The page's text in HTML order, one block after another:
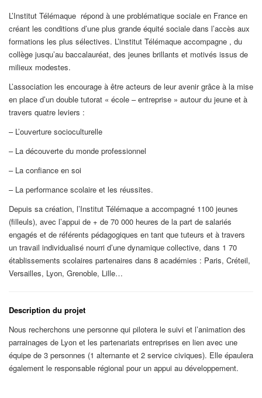
L’Institut Télémaque répond à une problématique sociale en France en
créant les conditions d’une plus grande équité sociale dans l’accès aux
formations les plus sélectives. L’institut Télémaque accompagne , du
collège jusqu’au baccalauréat, des jeunes brillants et motivés issus de
milieux modestes.
L’association les encourage à être acteurs de leur avenir grâce à la mise
en place d’un double tutorat « école – entreprise » autour du jeune et à
travers quatre leviers :
– L’ouverture socioculturelle
– La découverte du monde professionnel
– La confiance en soi
– La performance scolaire et les réussites.
Depuis sa création, l’Institut Télémaque a accompagné 1100 jeunes
(filleuls), avec l’appui de + de 70 000 heures de la part de salariés
engagés et de référents pédagogiques en tant que tuteurs et à travers
un travail individualisé nourri d’une dynamique collective, dans 1 70
établissements scolaires partenaires dans 8 académies : Paris, Créteil,
Versailles, Lyon, Grenoble, Lille…
Description du projet
Nous recherchons une personne qui pilotera le suivi et l’animation des
parrainages de Lyon et les partenariats entreprises en lien avec une
équipe de 3 personnes (1 alternante et 2 service civiques). Elle épaulera
également le responsable régional pour un appui au développement.